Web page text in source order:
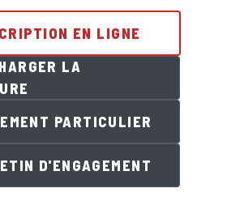
EN LIGNE
LA
PARTICULIER
D'ENGAGEMENT